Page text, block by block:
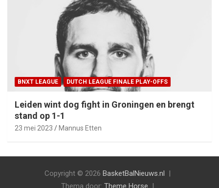
BNXT LEAGUE DUTCH LEAGUE FINALE PLAY-OFFS
Leiden wint dog fight in Groningen en brengt
stand op 1-1
23 mei 2023 Mannus Etten
Copyright © 2026 BasketBalNieuws.nl